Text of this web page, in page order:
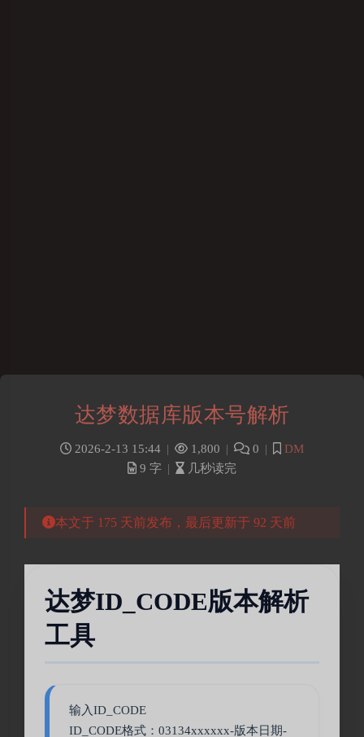
达梦数据库版本号解析
2026-2-13 15:44 | 1,800 | 0 |
DM
9 字 | 几秒读完
本文于 175 天前发布，最后更新于 92 天前